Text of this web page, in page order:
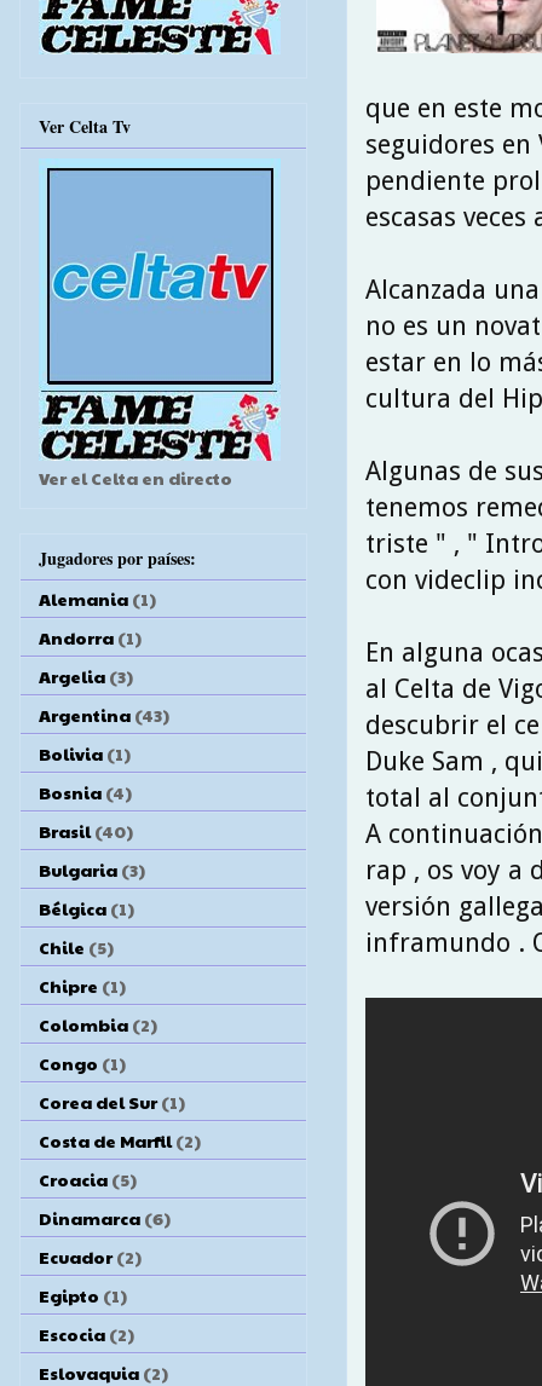
que en este
seguidores
pendiente
escasas veces
Alcanzada
no es un
estar en lo
cultura del
Algunas de
tenemos
triste " , "
con videclip
En alguna
al Celta de
descubrir el
Duke Sam ,
total al
A
rap , os voy a
versión
inframundo .
Ver Celta Tv
Ver el Celta en directo
Jugadores por países:
Alemania (1)
Andorra (1)
Argelia (3)
Argentina (43)
Bolivia (1)
Bosnia (4)
Brasil (40)
Bulgaria (3)
Bélgica (1)
Chile (5)
Chipre (1)
Colombia (2)
Congo (1)
Corea del Sur (1)
Costa de Marfil (2)
Croacia (5)
Dinamarca (6)
Ecuador (2)
Egipto (1)
Escocia (2)
Eslovaquia (2)